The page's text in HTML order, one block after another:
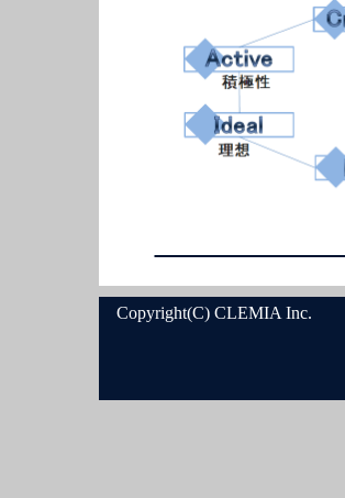
Copyright(C) CLEMIA Inc.